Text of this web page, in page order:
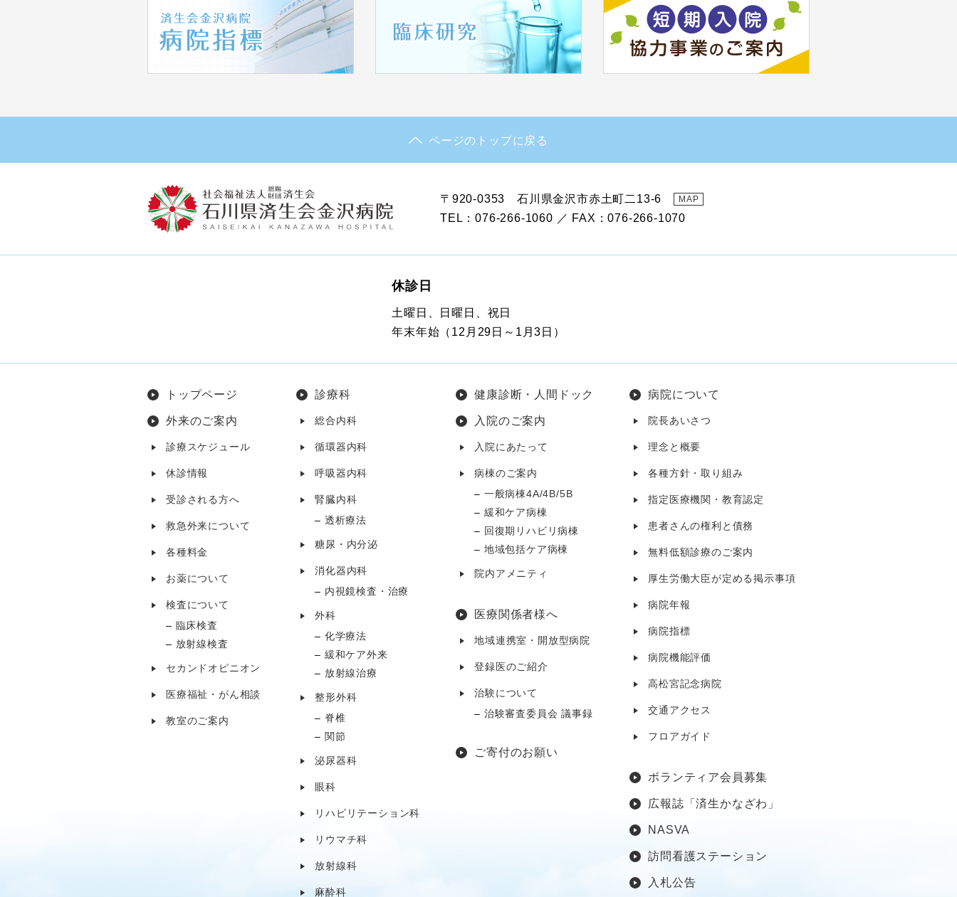
ページのトップに戻る
〒920-0353 石川県金沢市赤土町二13-6 MAP
TEL：076-266-1060 ／ FAX：076-266-1070
休診日
土曜日、日曜日、祝日
年末年始（12月29日～1月3日）
トップページ
外来のご案内
診療スケジュール
休診情報
受診される方へ
救急外来について
各種料金
お薬について
検査について
臨床検査
放射線検査
セカンドオピニオン
医療福祉・がん相談
教室のご案内
診療科
総合内科
循環器内科
呼吸器内科
腎臓内科
透析療法
糖尿・内分泌
消化器内科
内視鏡検査・治療
外科
化学療法
緩和ケア外来
放射線治療
整形外科
脊椎
関節
泌尿器科
眼科
リハビリテーション科
リウマチ科
放射線科
麻酔科
健康診断・人間ドック
入院のご案内
入院にあたって
病棟のご案内
一般病棟4A/4B/5B
緩和ケア病棟
回復期リハビリ病棟
地域包括ケア病棟
院内アメニティ
医療関係者様へ
地域連携室・開放型病院
登録医のご紹介
治験について
治験審査委員会 議事録
ご寄付のお願い
病院について
院長あいさつ
理念と概要
各種方針・取り組み
指定医療機関・教育認定
患者さんの権利と債務
無料低額診療のご案内
厚生労働大臣が定める掲示事項
病院年報
病院指標
病院機能評価
高松宮記念病院
交通アクセス
フロアガイド
ボランティア会員募集
広報誌「済生かなざわ」
NASVA
訪問看護ステーション
入札公告